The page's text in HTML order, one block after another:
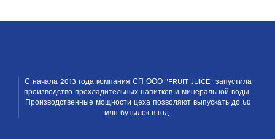
С начала 2013 года компания СП ООО "FRUIT JUICE" запустила
производство прохладительных напитков и ми­неральной воды.
Производственные мощности цеха позволяют выпускать до 50
млн бутылок в год.